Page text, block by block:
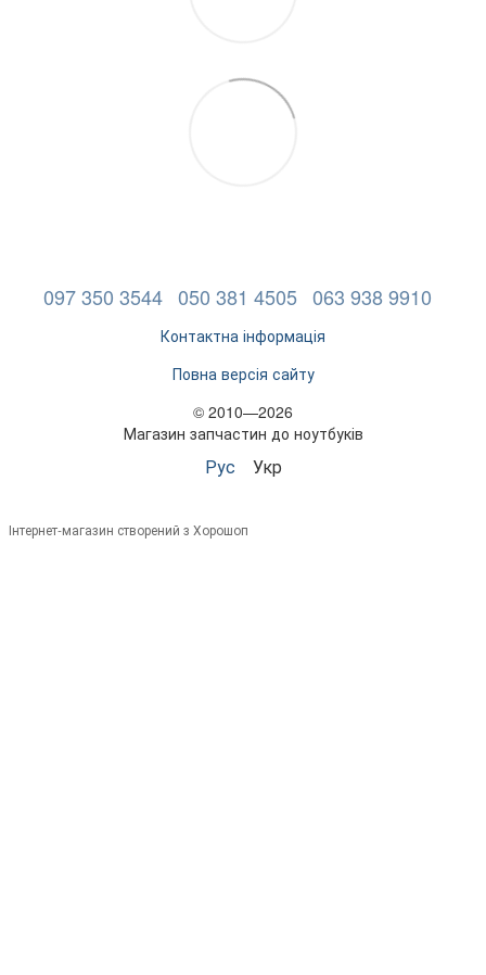
097 350 3544 050 381 4505 063 938 9910
Контактна інформація
Повна версія сайту
© 2010—2026
Магазин запчастин до ноутбуків
Рус Укр
Інтернет-магазин створений з Хорошоп